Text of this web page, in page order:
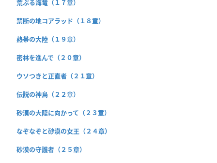
荒ぶる海竜（１７章）
禁断の地コアラッド（１８章）
熱帯の大陸（１９章）
密林を進んで（２０章）
ウソつきと正直者（２１章）
伝説の神鳥（２２章）
砂漠の大陸に向かって（２３章）
なぞなぞと砂漠の女王（２４章）
砂漠の守護者（２５章）